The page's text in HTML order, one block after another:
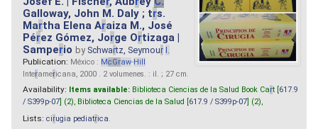
Galloway, John M. Daly ; trs.
Martha Elena Araiza M., José
Pérez Gómez, Jorge Ortizaga |
Samperio by Schwartz, Seymour I.
Publication: México : McGraw-Hill
Interamericana, 2000 . 2 volumenes. : il. ; 27 cm.
Availability: Items available: Biblioteca Ciencias de la Salud Book Cart [ 617.9
/ S399p-07 ] (2), Biblioteca Ciencias de la Salud [ 617.9 / S399p-07 ] (2),
Lists: cirugia pediatrica